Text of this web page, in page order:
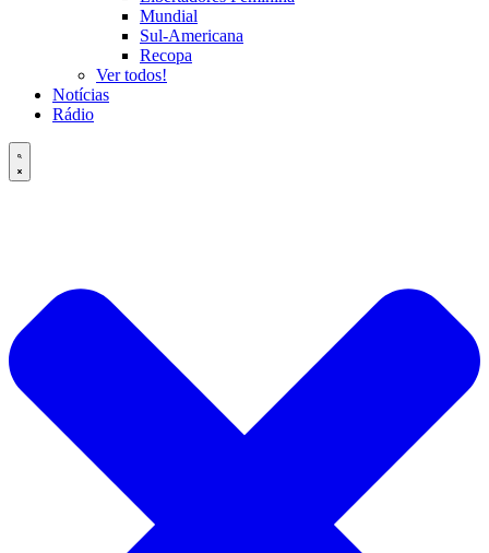
Mundial
Sul-Americana
Recopa
Ver todos!
Notícias
Rádio